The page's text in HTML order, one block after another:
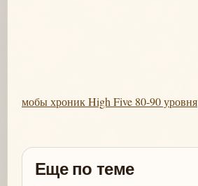
мобы хроник High Five 80-90 уровня
Еще по теме